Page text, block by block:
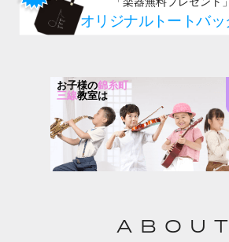
お子様の錦糸町
三線教室は
ABOUT